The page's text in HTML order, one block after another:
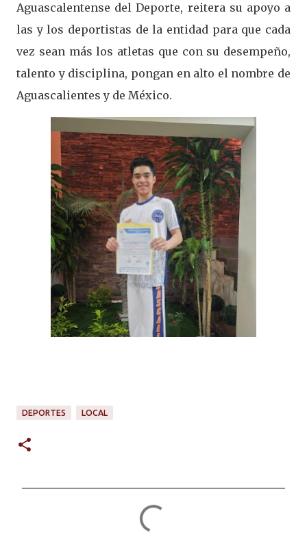
Aguascalentense del Deporte, reitera su apoyo a
las y los deportistas de la entidad para que cada
vez sean más los atletas que con su desempeño,
talento y disciplina, pongan en alto el nombre de
Aguascalientes y de México.
DEPORTES LOCAL